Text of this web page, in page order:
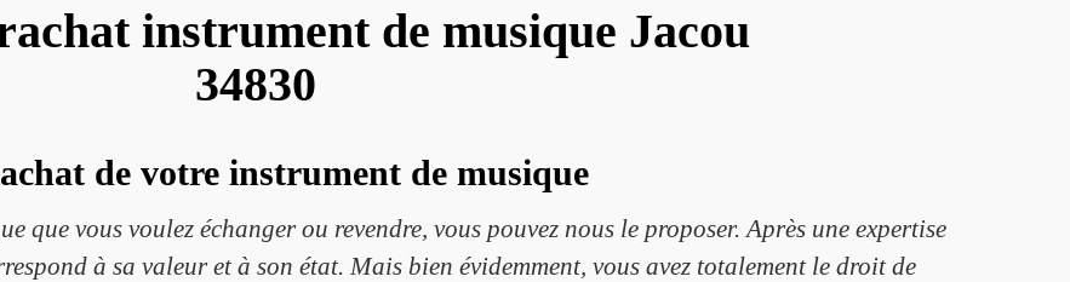
instrument de musique Jacou
34830
de votre instrument de musique
que vous voulez échanger ou revendre, vous pouvez nous le proposer. Après une expertise
à sa valeur et à son état. Mais bien évidemment, vous avez totalement le droit de